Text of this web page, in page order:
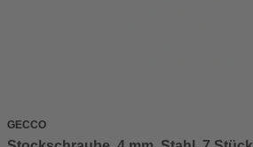
GECCO